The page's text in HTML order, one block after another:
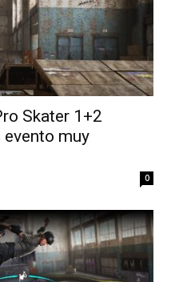
Skater 1+2
evento muy
0